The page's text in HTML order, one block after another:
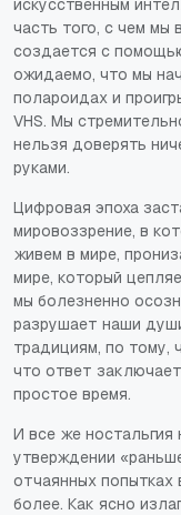
искусственным
часть того, с чем мы
создается с
ожидаемо, что мы
полароидах и
VHS. Мы
нельзя доверять
руками.
Цифровая эпоха
мировоззрение, в
живем в мире,
мире, который
мы болезненно
разрушает наши
традициям, по тому,
что ответ
простое время.
И все же ностальгия
утверждении
отчаянных
более. Как ясно